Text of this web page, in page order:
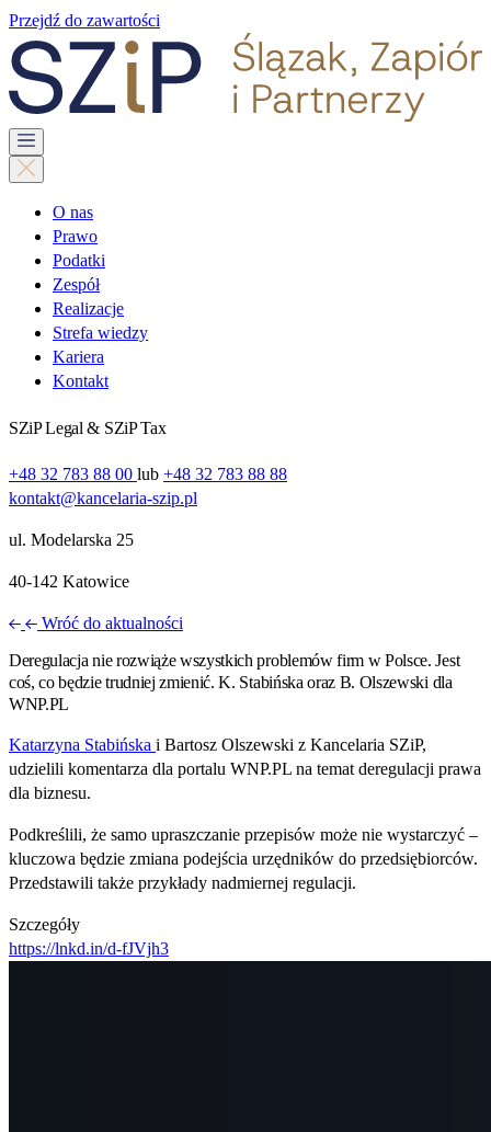
Przejdź do zawartości
O nas
Prawo
Podatki
Zespół
Realizacje
Strefa wiedzy
Kariera
Kontakt
SZiP Legal & SZiP Tax
+48 32 783 88 00 lub +48 32 783 88 88
kontakt@kancelaria-szip.pl
ul. Modelarska 25
40‑142 Katowice
Wróć do aktualności
Deregulacja nie rozwiąże wszystkich problemów firm w Polsce. Jest
coś, co będzie trudniej zmienić. K. Stabińska oraz B. Olszewski dla
WNP.PL
Katarzyna Stabińska i Bartosz Olszewski z Kancelaria SZiP,
udzielili komentarza dla portalu WNP.PL na temat deregulacji prawa
dla biznesu.
Podkreślili, że samo upraszczanie przepisów może nie wystarczyć –
kluczowa będzie zmiana podejścia urzędników do przedsiębiorców.
Przedstawili także przykłady nadmiernej regulacji.
Szczegóły
https://lnkd.in/d-fJVjh3